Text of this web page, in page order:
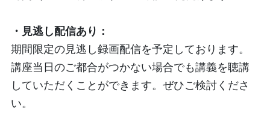
・見逃し配信あり：
期間限定の見逃し録画配信を予定しております。
講座当日のご都合がつかない場合でも講義を聴講
していただくことができます。ぜひご検討くださ
い。